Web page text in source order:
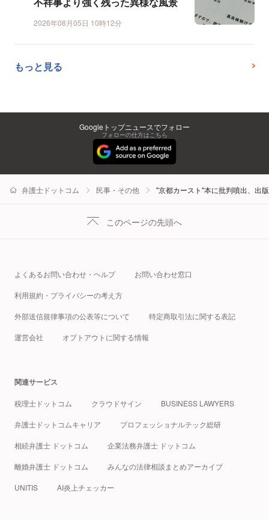
2026年08月05日 10時12分
もっと見る
Googleトップニュースでフォロー
フォローの仕方はこちら
弁護士ドットコム 民事・その他 "京都カースト"本に批判噴出、出
このページの先頭へ
よくあるお問い合わせ・ヘルプ お問い合わせ窓口
利用規約・プライバシーの考え方
外部送信規律事項の公表等について 特定商取引法に関する表記
運営会社 オプトアウトに関する情報
関連サービス
税理士ドットコム クラウドサイン BUSINESS LAWYERS
弁護士ドットコムキャリア プロフェッショナルテック総研
相続弁護士 ドットコム 企業法務弁護士 ドットコム
離婚弁護士 ドットコム みんなの法律相談まとめアーカイブ
UNITIS AI炎上チェッカー